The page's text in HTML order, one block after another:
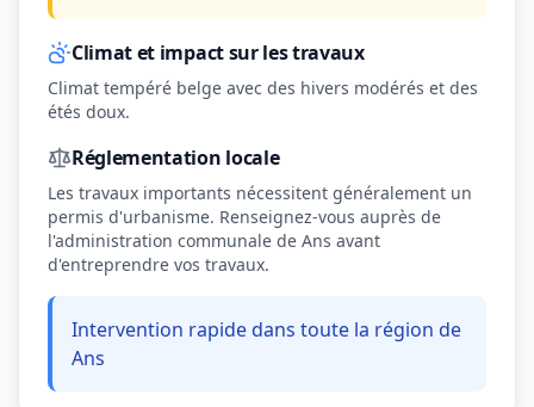
Climat et impact sur les travaux
Climat tempéré belge avec des hivers modérés et des
étés doux.
Réglementation locale
Les travaux importants nécessitent généralement un
permis d'urbanisme. Renseignez-vous auprès de
l'administration communale de Ans avant
d'entreprendre vos travaux.
Intervention rapide dans toute la région de
Ans